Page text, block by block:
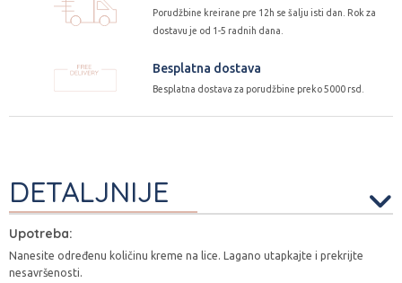
Porudžbine kreirane pre 12h se šalju isti dan. Rok za
dostavu je od 1-5 radnih dana.
Besplatna dostava
Besplatna dostava za porudžbine preko 5000 rsd.
DETALJNIJE
Upotreba:
Nanesite određenu količinu kreme na lice. Lagano utapkajte i prekrijte
nesavršenosti.